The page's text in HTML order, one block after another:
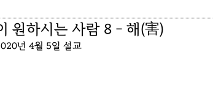
원하시는 사람 8 - 해(害)
년 4월 5일 설교